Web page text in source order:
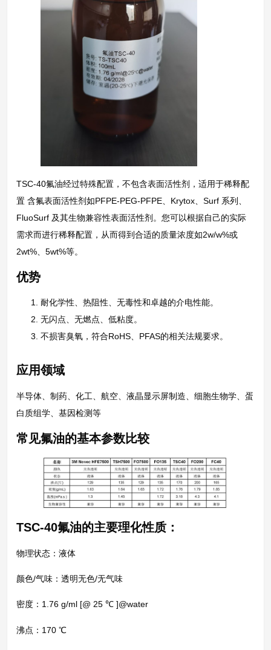
TSC-40氟油经过特殊配置，不包含表面活性剂，适用于稀释配
置 含氟表面活性剂如PFPE-PEG-PFPE、Krytox、Surf 系列、
FluoSurf 及其生物兼容性表面活性剂。您可以根据自己的实际
需求而进行稀释配置，从而得到合适的质量浓度如2w/w%或
2wt%、5wt%等。
优势
耐化学性、热阻性、无毒性和卓越的介电性能。
无闪点、无燃点、低粘度。
不损害臭氧，符合RoHS、PFAS的相关法规要求。
应用领域
半导体、制药、化工、航空、液晶显示屏制造、细胞生物学、蛋
白质组学、基因检测等
常见氟油的基本参数比较
TSC-40氟油的主要理化性质：
物理状态：液体
颜色/气味：透明无色/无气味
密度：1.76 g/ml [@ 25 ℃ ]@water
沸点：170 ℃